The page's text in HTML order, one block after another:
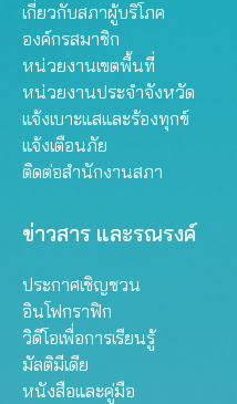
เกี่ยวกับสภาผู้บริโภค
องค์กรสมาชิก
หน่วยงานเขตพื้นที่
หน่วยงานประจำจังหวัด
แจ้งเบาะแสและร้องทุกข์
แจ้งเตือนภัย
ติดต่อสำนักงานสภา
ข่าวสาร และรณรงค์
ประกาศเชิญชวน
อินโฟกราฟิก
วิดีโอเพื่อการเรียนรู้
มัลติมีเดีย
หนังสือและคู่มือ